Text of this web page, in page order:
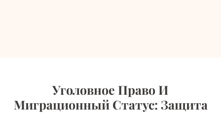
Уголовное Право И
Миграционный Статус: Защита